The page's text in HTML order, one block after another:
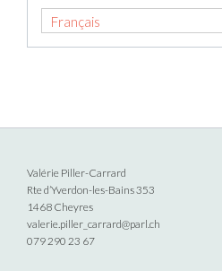
Français
Valérie Piller-Carrard
Rte d’Yverdon-les-Bains 353
1468 Cheyres
valerie.piller_carrard@parl.ch
079 290 23 67